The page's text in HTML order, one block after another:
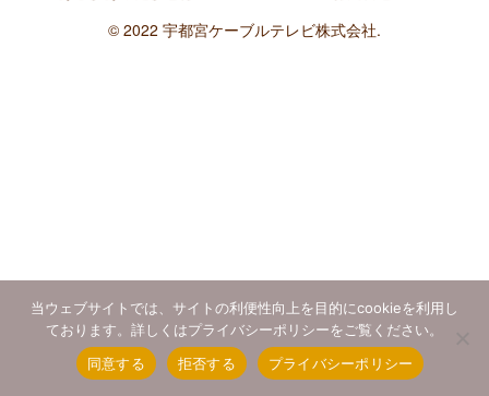
© 2022 宇都宮ケーブルテレビ株式会社.
当ウェブサイトでは、サイトの利便性向上を目的にcookieを利用し
ております。詳しくはプライバシーポリシーをご覧ください。
同意する
拒否する プライバシーポリシー